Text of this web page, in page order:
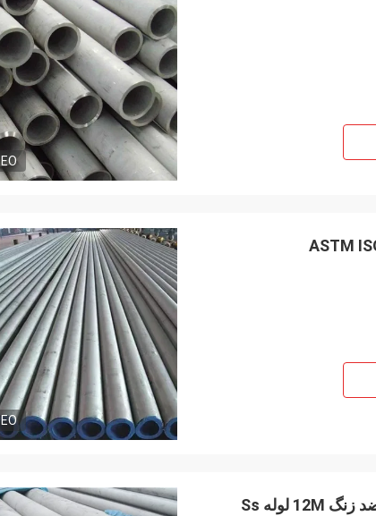
لوله فولادی 28 اینچی نورد گرم 1 میلی متری Astm A312 ضد زنگ 12M لوله Ss